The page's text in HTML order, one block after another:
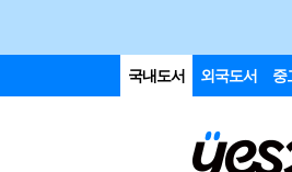
국내도서 외국도서 중